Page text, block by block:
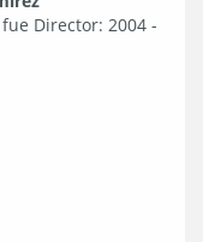
Director: 2004 -